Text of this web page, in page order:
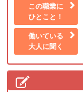
この職業に
ひとこと！
働いている
大人に聞く